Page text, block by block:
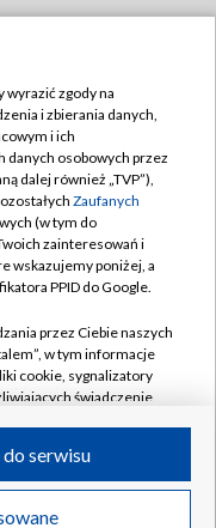
w likwidacji
wyrazić zgody na
i zbierania danych,
i ich
danych osobowych przez
dalej również „TVP”),
Zaufanych
(w tym do
zainteresowań i
wskazujemy poniżej, a
PPID do Google.
przez Ciebie naszych
w tym informacje
cookie, sygnalizatory
świadczenie
przez Ciebie
serwisu